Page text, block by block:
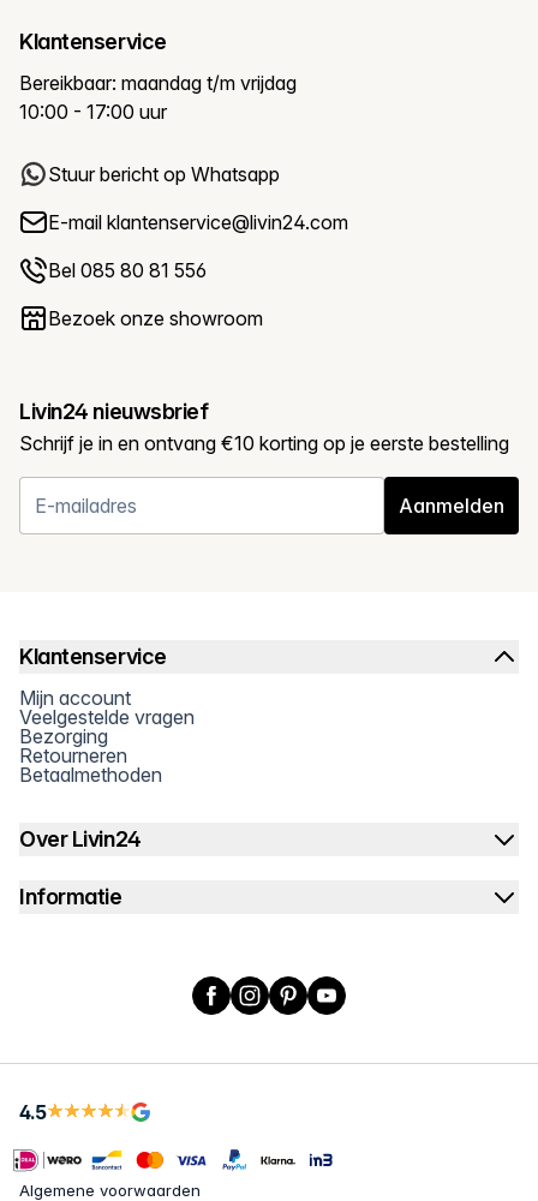
Klantenservice
Bereikbaar: maandag t/m vrijdag
10:00 - 17:00 uur
Stuur bericht op Whatsapp
E-mail klantenservice@livin24.com
Bel 085 80 81 556
Bezoek onze showroom
Livin24 nieuwsbrief
Schrijf je in en ontvang €10 korting op je eerste bestelling
Aanmelden
Klantenservice
Mijn account
Veelgestelde vragen
Bezorging
Retourneren
Betaalmethoden
Over Livin24
Informatie
Facebook
Instagram
PinterestYouTube
4.5
Algemene voorwaarden